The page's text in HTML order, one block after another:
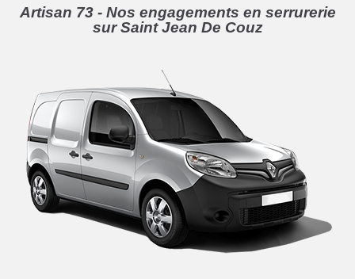
Artisan 73 - Nos engagements en serrurerie
sur Saint Jean De Couz